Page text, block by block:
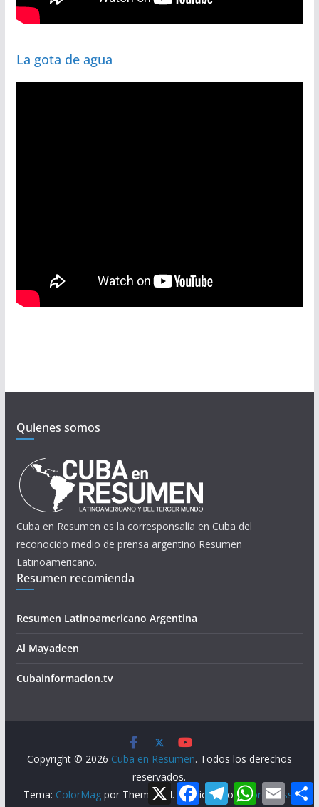
La gota de agua
Quienes somos
Cuba en Resumen es la corresponsalía en Cuba del
reconocido medio de prensa argentino Resumen
Latinoamericano.
Resumen recomienda
Resumen Latinoamericano Argentina
Al Mayadeen
Cubainformacion.tv
Copyright © 2026 Cuba en Resumen. Todos los derechos
reservados.
Tema: ColorMag por ThemeGrill. Funciona conWordPress .
X F
a
T
e
W
h
E
m